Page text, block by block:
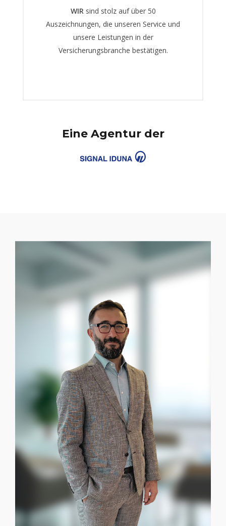
WIRsind stolz auf über 50
Auszeichnungen, die unseren Service und
unsere Leistungen in der
Versicherungsbranche bestätigen.
Eine Agentur der